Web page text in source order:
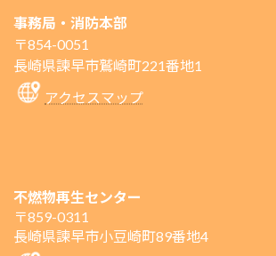
事務局・消防本部
〒854-0051
長崎県諫早市鷲崎町221番地1
アクセスマップ
不燃物再生センター
〒859-0311
長崎県諫早市小豆崎町89番地4